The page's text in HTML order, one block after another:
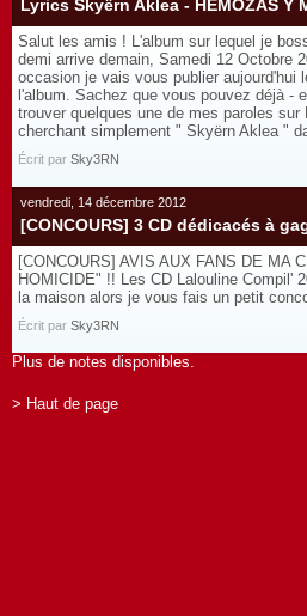
Lyrics Skyërn Aklea - HEMOZAS Y
Salut les amis ! L'album sur lequel je
demi arrive demain, Samedi 12 Octobre
occasion je vais vous publier aujourd'hui
l'album. Sachez que vous pouvez déjà -
trouver quelques une de mes paroles sur
cherchant simplement " Skyërn Aklea "
Écrit par Sky3RN
vendredi, 14 décembre 2012
[CONCOURS] 3 CD dédicacés à
[CONCOURS] AVIS AUX FANS DE MA
HOMICIDE" !! Les CD Lalouline Compil'
la maison alors je vous fais un petit
Écrit par Sky3RN
Plus de notes disponibles.
> Haut de page